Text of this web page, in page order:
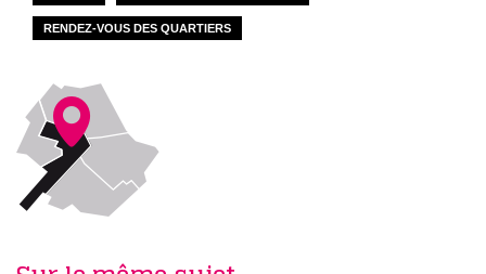
RENDEZ-VOUS DES QUARTIERS